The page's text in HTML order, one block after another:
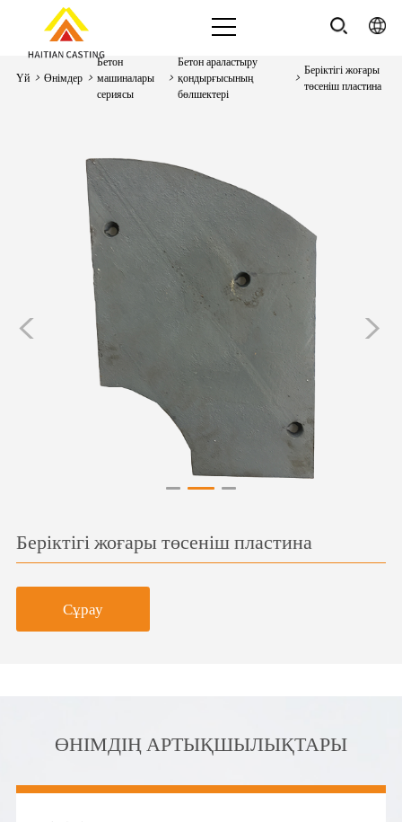
Үй > Өнімдер >
Бетон
машиналары
сериясы
>
Бетон араластыру
қондырғысының
бөлшектері
>
Беріктігі жоғары
төсеніш пластина
>
<
Беріктігі жоғары төсеніш пластина
Сұрау
ӨНІМДІҢ АРТЫҚШЫЛЫҚТАРЫ